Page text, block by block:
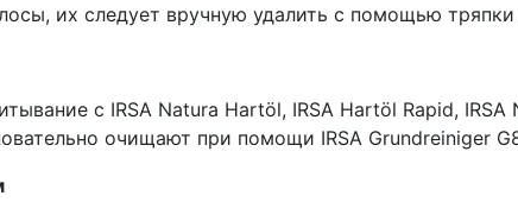
их следует вручную удалить с помощью
с IRSA Natura Hartöl, IRSA Hartöl Rapid, IRSA
очищают при помощи IRSA Grundreiniger